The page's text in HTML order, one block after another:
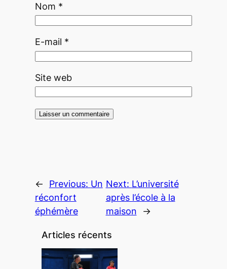
Nom *
E-mail *
Site web
← Previous: Un
réconfort
éphémère
Next: L’université
après l’école à la
maison
→
Articles récents